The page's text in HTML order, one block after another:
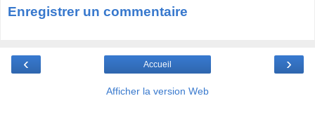
Enregistrer un commentaire
‹ ›
Accueil
Afficher la version Web